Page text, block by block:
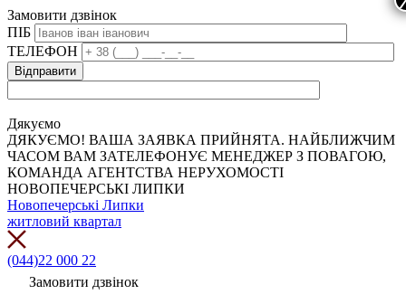
Замовити дзвінок
ПІБ
ТЕЛЕФОН
Дякуємо
ДЯКУЄМО! ВАША ЗАЯВКА ПРИЙНЯТА. НАЙБЛИЖЧИМ
ЧАСОМ ВАМ ЗАТЕЛЕФОНУЄ МЕНЕДЖЕР З ПОВАГОЮ,
КОМАНДА АГЕНТСТВА НЕРУХОМОСТІ
НОВОПЕЧЕРСЬКІ ЛИПКИ
Новопечерські Липки
житловий квартал
(044)22 000 22
Замовити дзвінок